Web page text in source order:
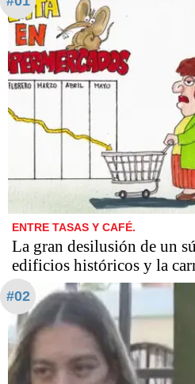
ENTRE TASAS Y CAFÉ.
La gran desilusión de un
edificios históricos y la
#02